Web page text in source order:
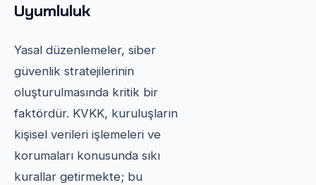
Uyumluluk
Yasal düzenlemeler, siber
güvenlik stratejilerinin
oluşturulmasında kritik bir
faktördür. KVKK, kuruluşların
kişisel verileri işlemeleri ve
korumaları konusunda sıkı
kurallar getirmekte; bu